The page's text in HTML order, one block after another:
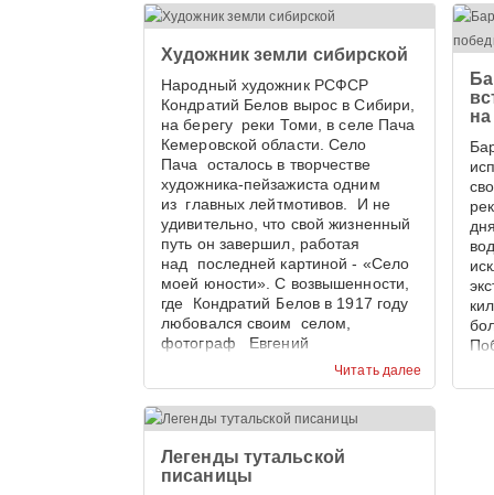
Читать далее
Художник земли сибирской
Народный художник РСФСР
Кондратий Белов вырос в Сибири,
на берегу реки Томи, в селе Пача
Кемеровской области. Село
Пача осталось в творчестве
художника-пейзажиста одним
из главных лейтмотивов. И не
удивительно, что свой жизненный
путь он завершил, работая
над последней картиной - «Село
моей юности». С возвышенности,
где Кондратий Белов в 1917 году
любовался своим селом,
фотограф Евгений
Тамбовцев запечатлел панораму
приходиться признать, что 100 лет
назад сельская улица,
красивее.
Легенды тутальской
писаницы